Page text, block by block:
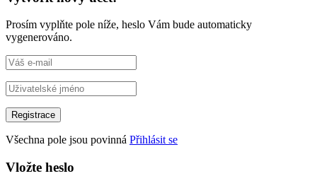
Prosím vyplňte pole níže, heslo Vám bude automaticky
vygenerováno.
Všechna pole jsou povinná Přihlásit se
Vložte heslo